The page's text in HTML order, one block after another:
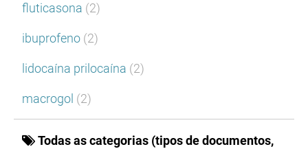
fluticasona (2)
ibuprofeno (2)
lidocaína prilocaína (2)
macrogol (2)
Todas as categorias (tipos de documentos,